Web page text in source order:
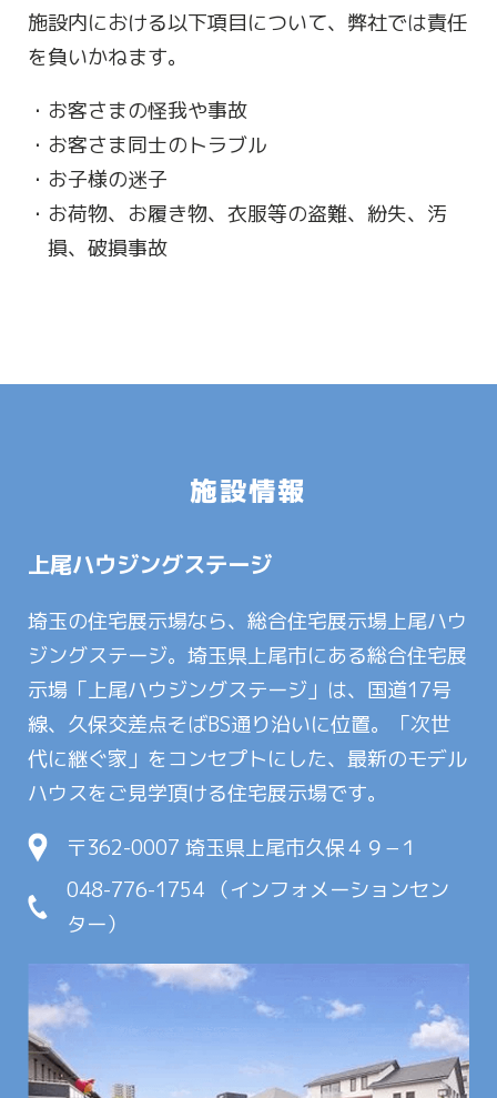
施設内における以下項目について、弊社では責任
を負いかねます。
お客さまの怪我や事故
お客さま同士のトラブル
お子様の迷子
お荷物、お履き物、衣服等の盗難、紛失、汚
損、破損事故
施設情報
上尾ハウジングステージ
埼玉の住宅展示場なら、総合住宅展示場上尾ハウ
ジングステージ。埼玉県上尾市にある総合住宅展
示場「上尾ハウジングステージ」は、国道17号
線、久保交差点そばBS通り沿いに位置。「次世
代に継ぐ家」をコンセプトにした、最新のモデル
ハウスをご見学頂ける住宅展示場です。
〒362-0007 埼玉県上尾市久保４９−１
048-776-1754 （インフォメーションセン
ター）